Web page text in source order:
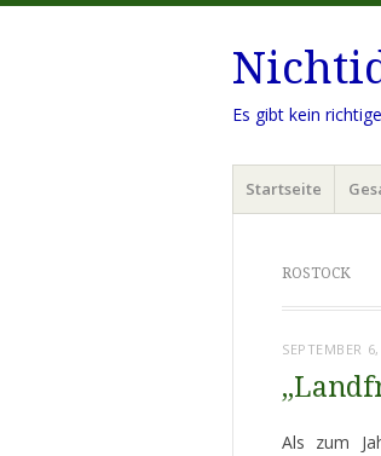
Es gibt kein
Menü
Zum
Inhalt
Startseite
ROSTOCK
SEPTEMBER
Als zum